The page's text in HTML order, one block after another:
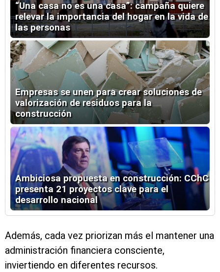
“Una casa no es una casa”: campaña quiere
relevar la importancia del hogar en la vida de
las personas
Empresas se unen para crear soluciones de
valorización de residuos para la
construcción
Ambiciosa propuesta en construcción: CChC
presenta 21 proyectos clave para el
desarrollo nacional
Además, cada vez priorizan más el mantener una
administración financiera consciente,
inviertiendo en diferentes recursos.